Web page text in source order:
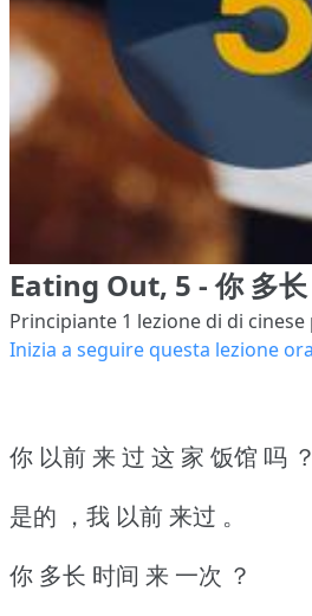
Eating Out, 5 - 你 多长
Principiante 1 lezione di di
Inizia a seguire questa lezione ora
你 以前 来 过 这 家 饭馆 吗 ？
是的 ，我 以前 来过 。
你 多长 时间 来 一次 ？